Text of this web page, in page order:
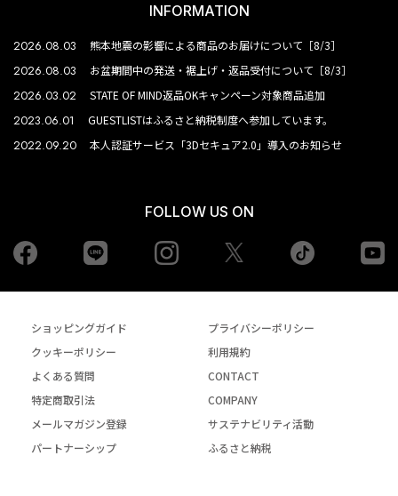
INFORMATION
2026.08.03 熊本地震の影響による商品のお届けについて［8/3］
2026.08.03 お盆期間中の発送・裾上げ・返品受付について［8/3］
2026.03.02 STATE OF MIND返品OKキャンペーン対象商品追加
2023.06.01 GUESTLISTはふるさと納税制度へ参加しています。
2022.09.20 本人認証サービス「3Dセキュア2.0」導入のお知らせ
FOLLOW US ON
Facebook Instagram tiktok
ショッピングガイド
プライバシーポリシー
クッキーポリシー
利用規約
よくある質問
CONTACT
特定商取引法
COMPANY
メールマガジン登録
サステナビリティ活動
パートナーシップ
ふるさと納税